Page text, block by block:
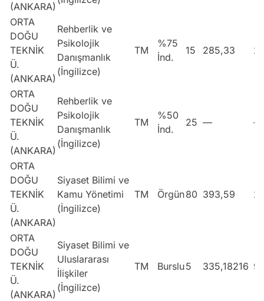
(ANKARA)
ORTA
DOĞU
TEKNİK
Ü.
(ANKARA)
Rehberlik ve
Psikolojik
Danışmanlık
(İngilizce)
TM
%75
İnd.
15 285,33
ORTA
DOĞU
TEKNİK
Ü.
(ANKARA)
Rehberlik ve
Psikolojik
Danışmanlık
(İngilizce)
TM
%50
İnd.
25 — —
ORTA
DOĞU
TEKNİK
Ü.
(ANKARA)
Siyaset Bilimi ve
Kamu Yönetimi
(İngilizce)
TM Örgün80 393,59
ORTA
DOĞU
TEKNİK
Ü.
(ANKARA)
Siyaset Bilimi ve
Uluslararası
İlişkiler
(İngilizce)
TM Burslu5 335,18216